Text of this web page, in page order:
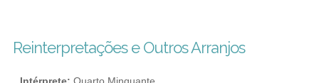
Reinterpretações e Outros Arranjos